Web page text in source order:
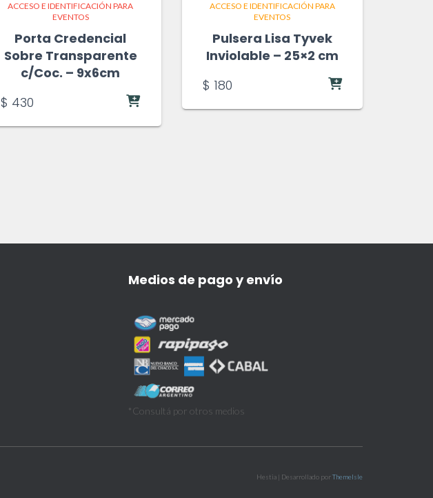
ACCESO E IDENTIFICACIÓN PARA
EVENTOS
Porta Credencial
Sobre Transparente
c/Coc. – 9x6cm
$ 430
ACCESO E IDENTIFICACIÓN PARA
EVENTOS
Pulsera Lisa Tyvek
Inviolable – 25×2 cm
$ 180
Medios de pago y envío
*Consultá por otros medios
Hestia | Desarrollado porThemeIsle